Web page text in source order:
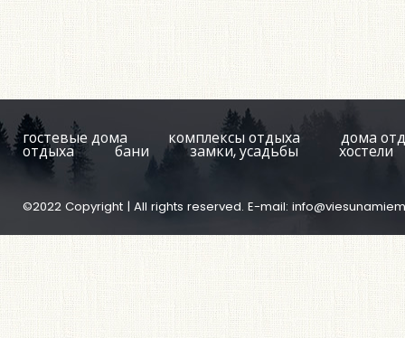
гостевые дома комплексы отдыха дома
отдыха бани замки, усадьбы хостели
©2022 Copyright | All rights reserved. E-mail: